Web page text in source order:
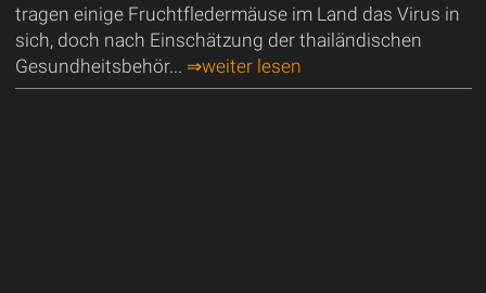
tragen einige Fruchtfledermäuse im Land das Virus in
sich, doch nach Einschätzung der thailändischen
Gesundheitsbehör... ⇒weiter lesen